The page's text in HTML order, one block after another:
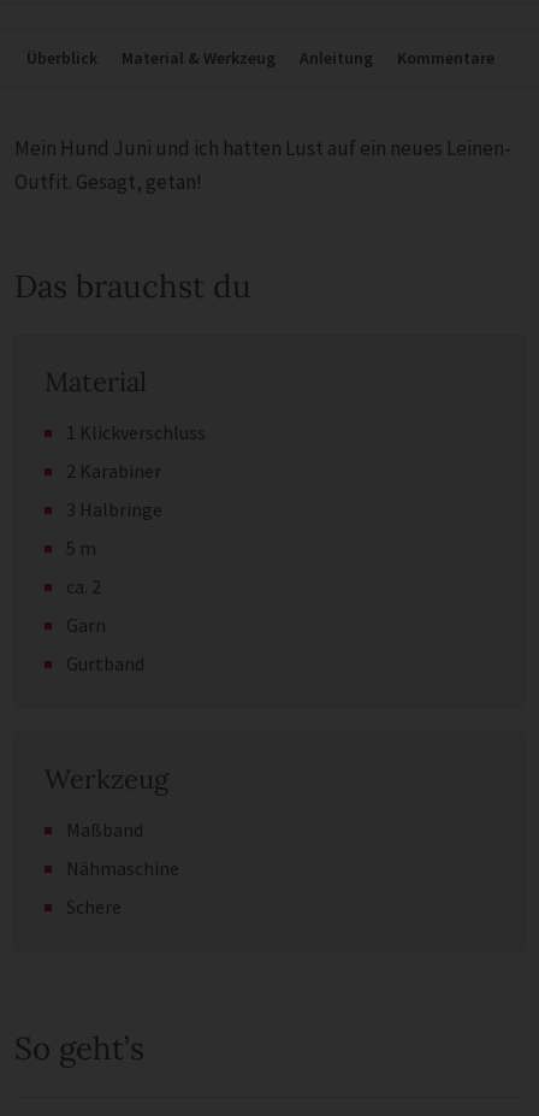
Überblick Material & Werkzeug Anleitung Kommentare
Mein Hund Juni und ich hatten Lust auf ein neues Leinen-
Outfit. Gesagt, getan!
Das brauchst du
Material
1 Klickverschluss
2 Karabiner
3 Halbringe
5 m
ca. 2
Garn
Gurtband
Werkzeug
Maßband
Nähmaschine
Schere
So geht’s